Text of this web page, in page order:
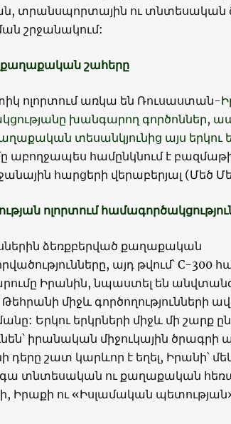
տրանսպորտային ու տնտեսական
շրջանակում:
շահերը
ոլորտում առկա են Ռուսաստան-
խանգարող գործոններ,
տեսանկյունից այս երկու ե
աբողջապես համընկնում է
հարցերի վերաբերյալ (Մեծ
ոլորտում
ձեռքբերված քաղաքական
այդ թվում՝ С-300
Իրանին, նպաստել են
Թեհրանի միջև գործողությունների
Երկու երկրների միջև մի շարք
իրանական միջուկային
շատ կարևոր է եղել, Իրանի՝
տնտեսական ու քաղաքական
Իրաքի ու «Իսլամական